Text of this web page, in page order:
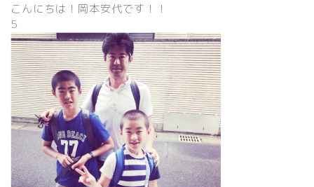
こんにちは！岡本安代です！！
5